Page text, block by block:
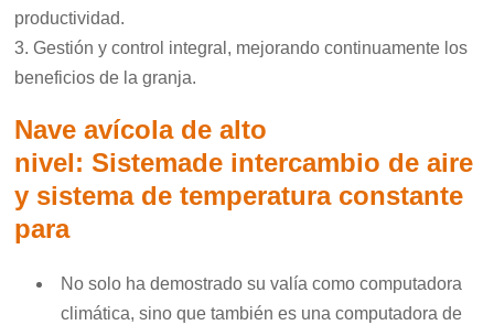
productividad.
3. Gestión y control integral, mejorando continuamente los
beneficios de la granja.
Nave avícola de alto
nivel:Sistemade intercambio de aire
y sistema de temperatura constante
para
No solo ha demostrado su valía como computadora
climática, sino que también es una computadora de